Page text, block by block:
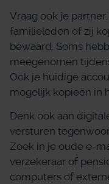
Vraag ook je
familieleden of zij
bewaard. Soms
meegenomen
Ook je huidige
mogelijk kopieën in
Denk ook aan
versturen
Zoek in je oude e-
verzekeraar of
computers of